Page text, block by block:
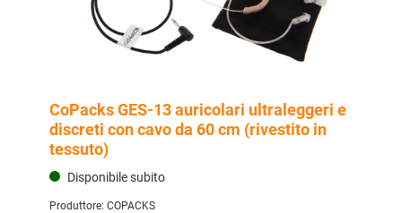
CoPacks GES-13 auricolari ultraleggeri e
discreti con cavo da 60 cm (rivestito in
tessuto)
Disponibile subito
Produttore: COPACKS